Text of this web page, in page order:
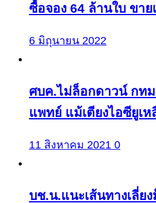
ซื้อจอง 64 ล้านใบ ขาย
6 มิถุนายน 2022
ศบค.ไม่ล็อกดาวน์ กท
แพทย์ แม้เตียงไอซียูเห
11 สิงหาคม 2021 0
บช.น.แนะเส้นทางเลี่ย